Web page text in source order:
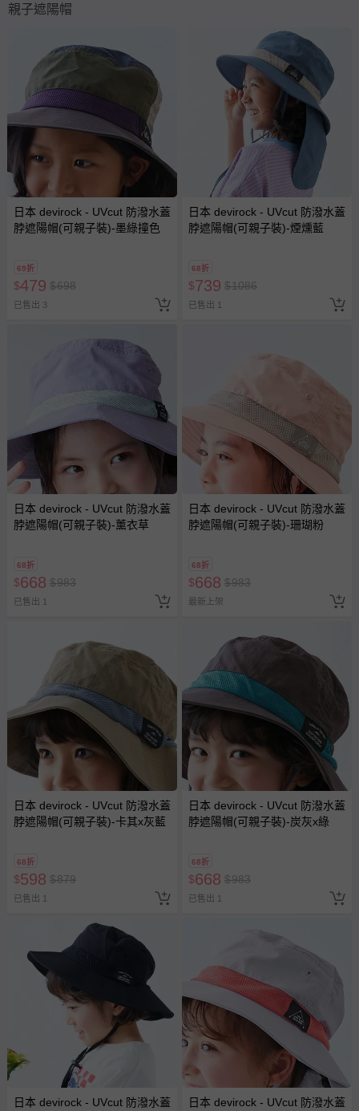
親子遮陽帽
日本 devirock - UVcut 防潑水蓋
脖遮陽帽(可親子裝)-墨綠撞色
69折
$479 $698
已售出 3
日本 devirock - UVcut 防潑水蓋
脖遮陽帽(可親子裝)-煙燻藍
68折
$739 $1086
已售出 1
日本 devirock - UVcut 防潑水蓋
脖遮陽帽(可親子裝)-薰衣草
68折
$668 $983
已售出 1
日本 devirock - UVcut 防潑水蓋
脖遮陽帽(可親子裝)-珊瑚粉
68折
$668 $983
最新上架
日本 devirock - UVcut 防潑水蓋
脖遮陽帽(可親子裝)-卡其x灰藍
68折
$598 $879
已售出 1
日本 devirock - UVcut 防潑水蓋
脖遮陽帽(可親子裝)-炭灰x綠
68折
$668 $983
已售出 1
日本 devirock - UVcut 防潑水蓋
日本 devirock - UVcut 防潑水蓋